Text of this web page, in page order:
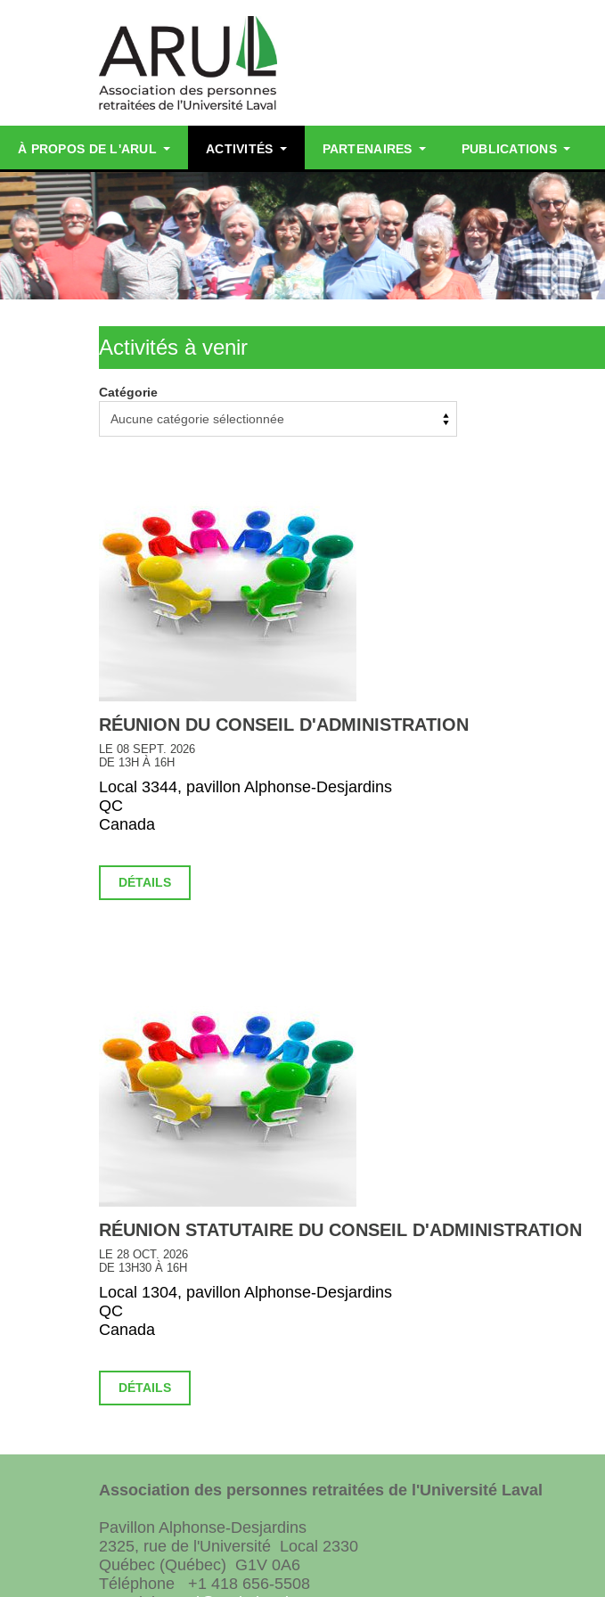
À PROPOS DE L'ARUL ACTIVITÉS PARTENAIRES PUBLICATIONS
Activités à venir
Catégorie
RÉUNION DU CONSEIL D'ADMINISTRATION
LE 08 SEPT. 2026
DE 13H À 16H
Local 3344, pavillon Alphonse-Desjardins
QC
Canada
DÉTAILS
RÉUNION STATUTAIRE DU CONSEIL D'ADMINISTRATION
LE 28 OCT. 2026
DE 13H30 À 16H
Local 1304, pavillon Alphonse-Desjardins
QC
Canada
DÉTAILS
Association des personnes retraitées de l'Université Laval
Pavillon Alphonse-Desjardins
2325, rue de l'Université Local 2330
Québec (Québec) G1V 0A6
Téléphone +1 418 656-5508